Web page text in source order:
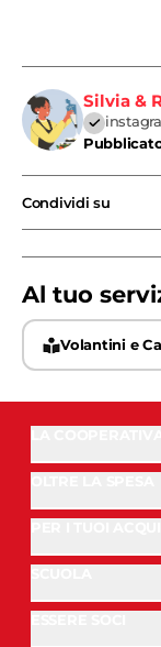
Silvia &
Condividi su
Al tuo
Volantini e